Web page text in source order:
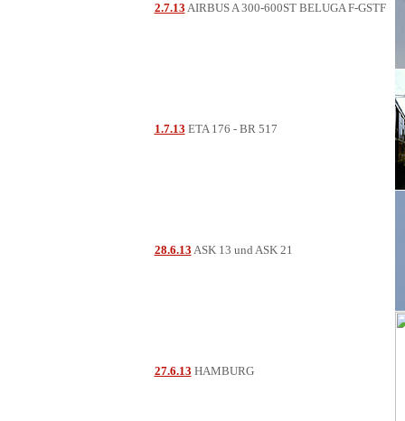
2.7.13 AIRBUS A 300-600ST BELUGA F-GSTF
1.7.13 ETA 176 - BR 517
28.6.13 ASK 13 und ASK 21
27.6.13 HAMBURG